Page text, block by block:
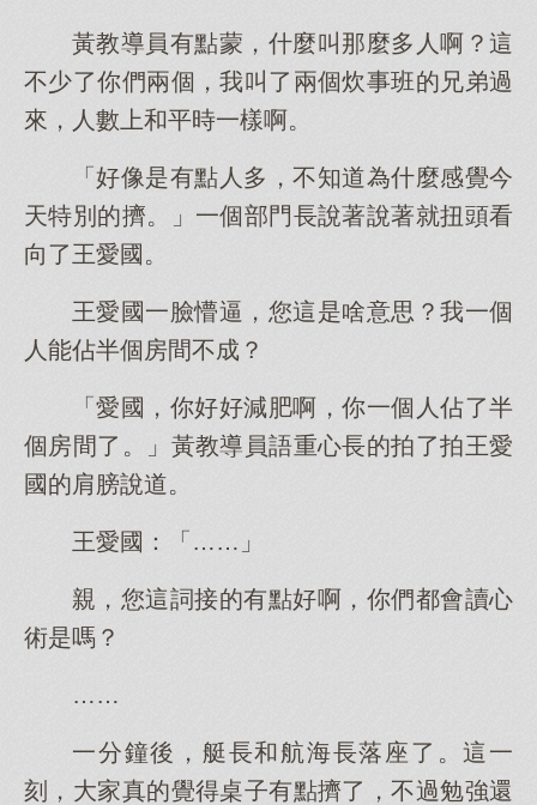
黃教導員有點蒙，什麼叫那麼多人啊？這
不少了你們兩個，我叫了兩個炊事班的兄弟過
來，人數上和平時一樣啊。
「好像是有點人多，不知道為什麼感覺今
天特別的擠。」一個部門長說著說著就扭頭看
向了王愛國。
王愛國一臉懵逼，您這是啥意思？我一個
人能佔半個房間不成？
「愛國，你好好減肥啊，你一個人佔了半
個房間了。」黃教導員語重心長的拍了拍王愛
國的肩膀說道。
王愛國：「……」
親，您這詞接的有點好啊，你們都會讀心
術是嗎？
……
一分鐘後，艇長和航海長落座了。這一
刻，大家真的覺得桌子有點擠了，不過勉強還